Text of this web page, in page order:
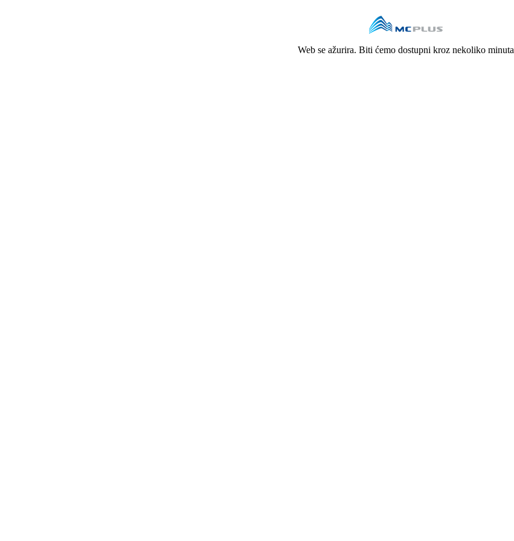
Web se ažurira. Biti ćemo dostupni kroz nekoliko minuta